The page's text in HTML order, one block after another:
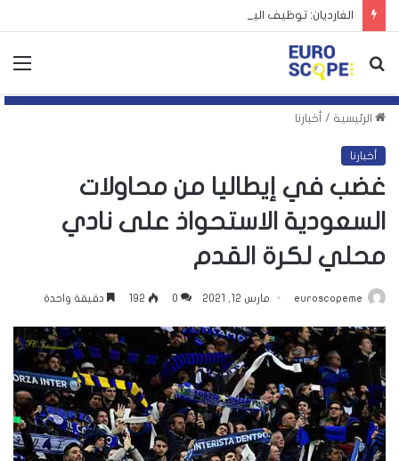
الغارديان: توظيف اليمين الأوروبي لأزمة سبتة يهدد بتكرارها
بحث
الرئيسية / أخبارنا
أخبارنا
غضب في إيطاليا من محاولات
السعودية الاستحواذ على نادي
محلي لكرة القدم
euroscopeme مارس 12, 2021 0
192 دقيقة واحدة